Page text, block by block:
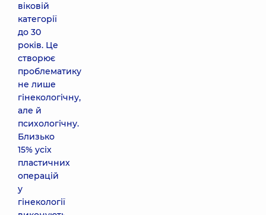
віковій
категорії
до 30
років. Це
створює
проблематику
не лише
гінекологічну,
але й
психологічну.
Близько
15% усіх
пластичних
операцій
у
гінекології